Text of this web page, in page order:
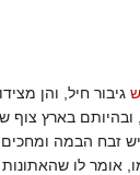
גיבור חיל, והן
בארץ צוף
זבח הבמה
אומר לו